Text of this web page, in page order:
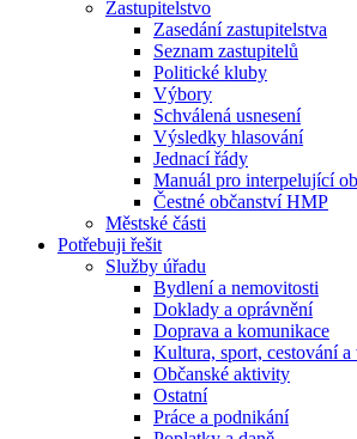
Zastupitelstvo
Zasedání zastupitelstva
Seznam zastupitelů
Politické kluby
Výbory
Schválená usnesení
Výsledky hlasování
Jednací řády
Manuál pro interpelující
Čestné občanství HMP
Městské části
Potřebuji řešit
Služby úřadu
Bydlení a nemovitosti
Doklady a oprávnění
Doprava a komunikace
Kultura, sport, cestování a
Občanské aktivity
Ostatní
Práce a podnikání